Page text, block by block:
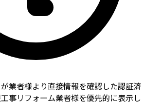
業者様より直接情報を確認した認証済
事リフォーム業者様を優先的に表示し